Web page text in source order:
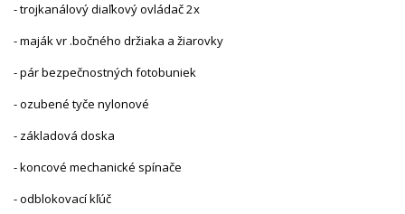
- trojkanálový diaľkový ovládač 2x
- maják vr .bočného držiaka a žiarovky
- pár bezpečnostných fotobuniek
- ozubené tyče nylonové
- základová doska
- koncové mechanické spínače
- odblokovací kľúč